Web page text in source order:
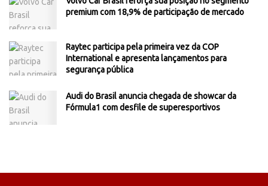
premium com 18,9% de participação de mercado
Raytec participa pela primeira vez da COP
International e apresenta lançamentos para
segurança pública
Audi do Brasil anuncia chegada de showcar da
Fórmula1 com desfile de superesportivos